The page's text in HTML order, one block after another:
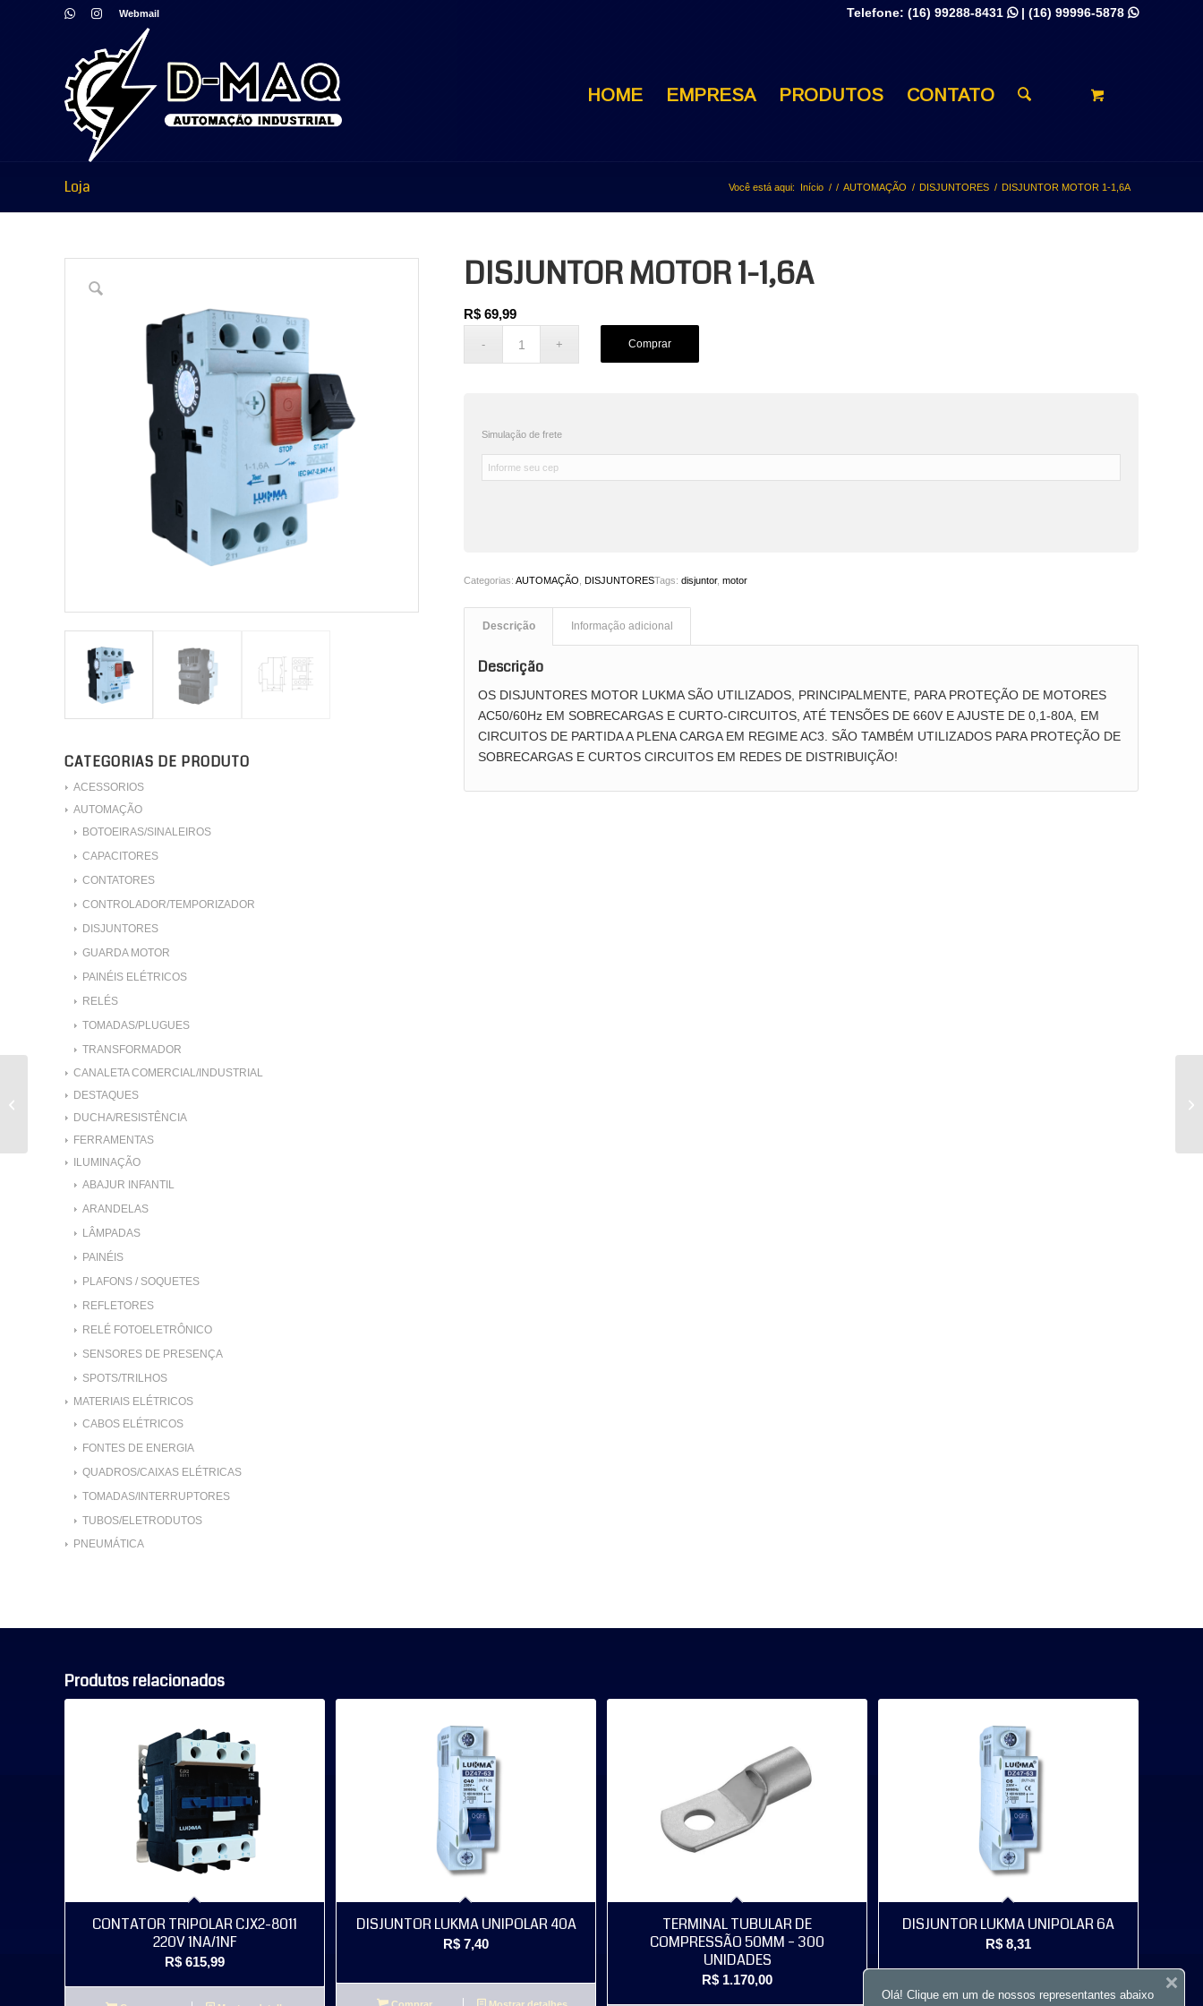
Webmail Telefone: (16) 99288-8431 | (16) 99996-5878 
HOME EMPRESA PRODUTOS CONTATO
Loja Você está aqui: Início / / AUTOMAÇÃO / DISJUNTORES / DISJUNTOR MOTOR 1-1,6A
CATEGORIAS DE PRODUTO
ACESSORIOS
AUTOMAÇÃO
BOTOEIRAS/SINALEIROS
CAPACITORES
CONTATORES
CONTROLADOR/TEMPORIZADOR
DISJUNTORES
GUARDA MOTOR
PAINÉIS ELÉTRICOS
RELÉS
TOMADAS/PLUGUES
TRANSFORMADOR
CANALETA COMERCIAL/INDUSTRIAL
DESTAQUES
DUCHA/RESISTÊNCIA
FERRAMENTAS
ILUMINAÇÃO
ABAJUR INFANTIL
ARANDELAS
LÂMPADAS
PAINÉIS
PLAFONS / SOQUETES
REFLETORES
RELÉ FOTOELETRÔNICO
SENSORES DE PRESENÇA
SPOTS/TRILHOS
MATERIAIS ELÉTRICOS
CABOS ELÉTRICOS
FONTES DE ENERGIA
QUADROS/CAIXAS ELÉTRICAS
TOMADAS/INTERRUPTORES
TUBOS/ELETRODUTOS
PNEUMÁTICA
DISJUNTOR MOTOR 1-1,6A
R$ 69,99
Comprar
Simulação de frete
Categorias: AUTOMAÇÃO DISJUNTORESTags: disjuntor, motor
Descrição Informação adicional
Descrição
OS DISJUNTORES MOTOR LUKMA SÃO UTILIZADOS, PRINCIPALMENTE, PARA PROTEÇÃO DE MOTORES
AC50/60Hz EM SOBRECARGAS E CURTO-CIRCUITOS, ATÉ TENSÕES DE 660V E AJUSTE DE 0,1-80A, EM
CIRCUITOS DE PARTIDA A PLENA CARGA EM REGIME AC3. SÃO TAMBÉM UTILIZADOS PARA PROTEÇÃO DE
SOBRECARGAS E CURTOS CIRCUITOS EM REDES DE DISTRIBUIÇÃO!
Produtos relacionados
CONTATOR TRIPOLAR CJX2-8011
220V 1NA/1NF
R$ 615,99
DISJUNTOR LUKMA UNIPOLAR 40A
R$ 7,40
TERMINAL TUBULAR DE
COMPRESSÃO 50MM – 300
UNIDADES
R$ 1.170,00
DISJUNTOR LUKMA UNIPOLAR 6A
R$ 8,31
DISJUNTOR MOTOR
1,6-2,5A
Olá! Clique em um de nossos representantes abaixo